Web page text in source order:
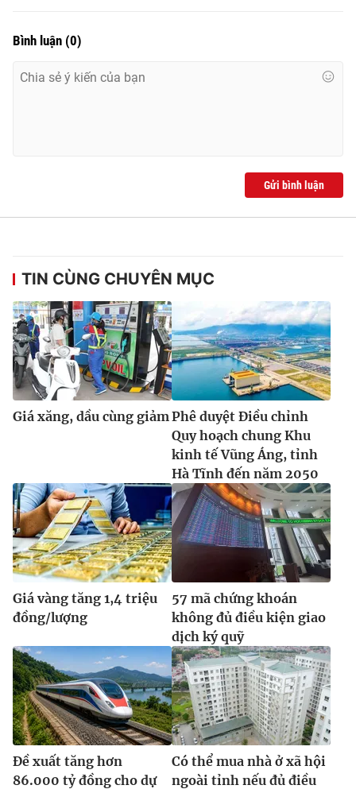
Liên hệ quảng cáo:
® Cấm sao chép dưới mọi hình thức nếu không có sự chấp
thuận bằng văn bản. Ghi rõ nguồn VTV.vn khi phát hành lại
thông tin từ website này.
Bình luận (0)
Gửi bình luận
TIN CÙNG CHUYÊN MỤC
Giá xăng, dầu cùng giảm Phê duyệt Điều chỉnh
Quy hoạch chung Khu
kinh tế Vũng Áng, tỉnh
Hà Tĩnh đến năm 2050
Giá vàng tăng 1,4 triệu
đồng/lượng
57 mã chứng khoán
không đủ điều kiện giao
dịch ký quỹ
Đề xuất tăng hơn
86.000 tỷ đồng cho dự
Có thể mua nhà ở xã hội
ngoài tỉnh nếu đủ điều